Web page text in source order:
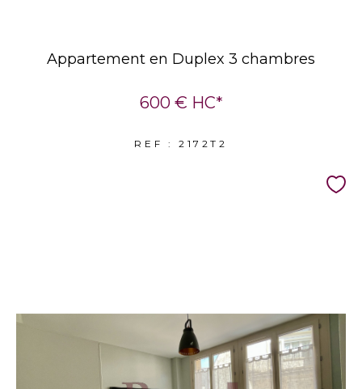
Appartement en Duplex 3 chambres
600 € HC*
REF : 2172T2